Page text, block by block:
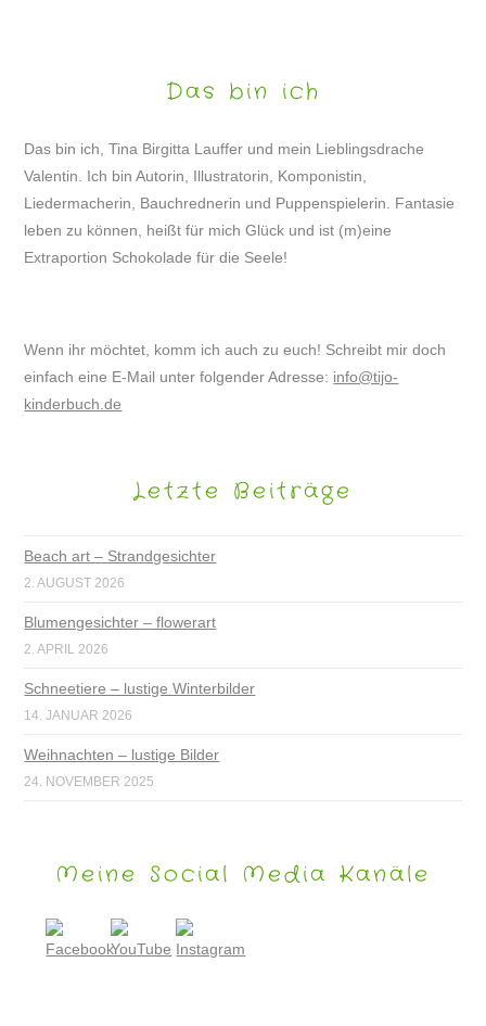
Das bin ich
Das bin ich, Tina Birgitta Lauffer und mein Lieblingsdrache
Valentin. Ich bin Autorin, Illustratorin, Komponistin,
Liedermacherin, Bauchrednerin und Puppenspielerin. Fantasie
leben zu können, heißt für mich Glück und ist (m)eine
Extraportion Schokolade für die Seele!
Wenn ihr möchtet, komm ich auch zu euch! Schreibt mir doch
einfach eine E-Mail unter folgender Adresse: info@tijo-
kinderbuch.de
Letzte Beiträge
Beach art – Strandgesichter
2. AUGUST 2026
Blumengesichter – flowerart
2. APRIL 2026
Schneetiere – lustige Winterbilder
14. JANUAR 2026
Weihnachten – lustige Bilder
24. NOVEMBER 2025
Meine Social Media Kanäle